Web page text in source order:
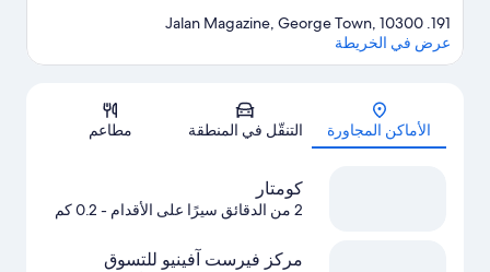
الخريطة
191. Jalan Magazine, George Town, 10300
عرض في الخريطة
الأماكن المجاورة التنقّل في المنطقة مطاعم
كومتار
2 من الدقائق سيرًا على الأقدام - 0.2 كم
مركز فيرست آفينيو للتسوق